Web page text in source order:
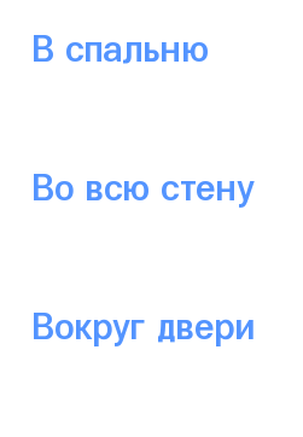
В спальню
Во всю стену
Вокруг двери